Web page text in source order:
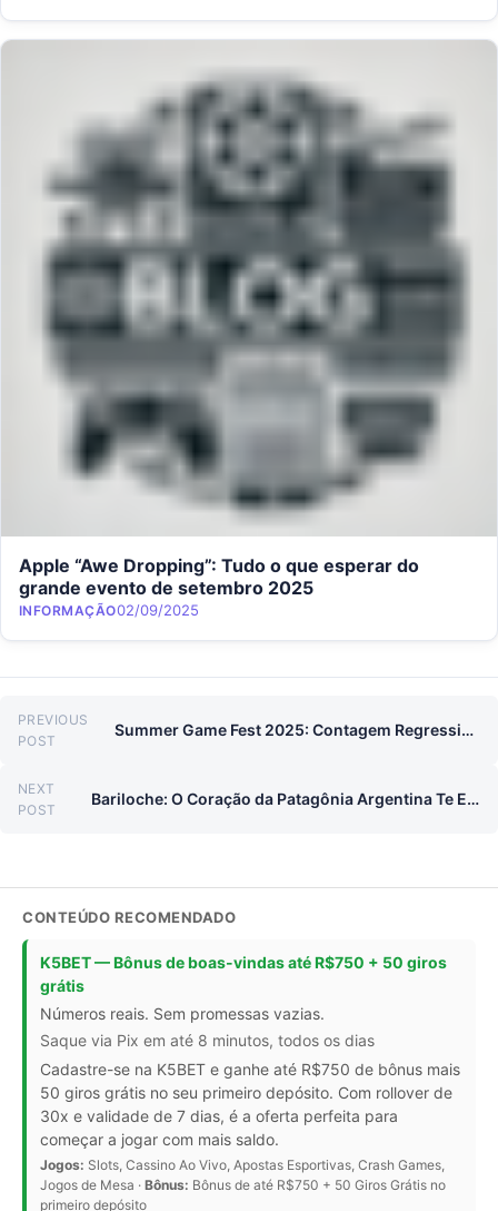
Apple “Awe Dropping”: Tudo o que esperar do
grande evento de setembro 2025
Category
INFORMAÇÃOPosted on
02/09/2025
Navegação de Post
PREVIOUS
POST
Previous post:
Summer Game Fest 2025: Contagem Regressiva Iniciada!
NEXT
POST
Next post:
Bariloche: O Coração da Patagônia Argentina Te Espera!
CONTEÚDO RECOMENDADO
K5BET — Bônus de boas-vindas até R$750 + 50 giros
grátis
Números reais. Sem promessas vazias.
Saque via Pix em até 8 minutos, todos os dias
Cadastre-se na K5BET e ganhe até R$750 de bônus mais
50 giros grátis no seu primeiro depósito. Com rollover de
30x e validade de 7 dias, é a oferta perfeita para
começar a jogar com mais saldo.
Jogos: Slots, Cassino Ao Vivo, Apostas Esportivas, Crash Games,
Jogos de Mesa · Bônus: Bônus de até R$750 + 50 Giros Grátis no
primeiro depósito